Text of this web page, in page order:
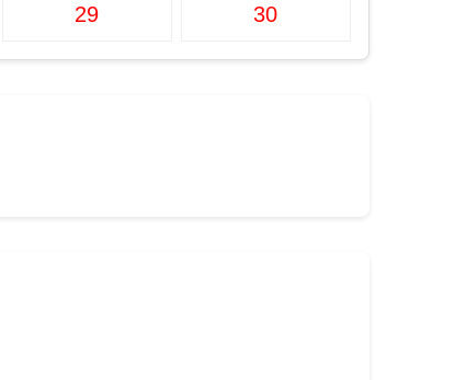
29 30